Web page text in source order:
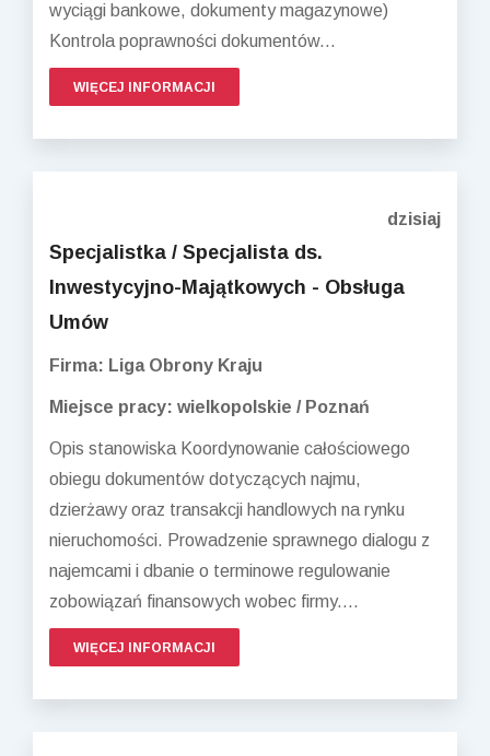
wyciągi bankowe, dokumenty magazynowe)
Kontrola poprawności dokumentów...
WIĘCEJ INFORMACJI
dzisiaj
Specjalistka / Specjalista ds.
Inwestycyjno-Majątkowych - Obsługa
Umów
Firma: Liga Obrony Kraju
Miejsce pracy: wielkopolskie / Poznań
Opis stanowiska Koordynowanie całościowego
obiegu dokumentów dotyczących najmu,
dzierżawy oraz transakcji handlowych na rynku
nieruchomości. Prowadzenie sprawnego dialogu z
najemcami i dbanie o terminowe regulowanie
zobowiązań finansowych wobec firmy....
WIĘCEJ INFORMACJI